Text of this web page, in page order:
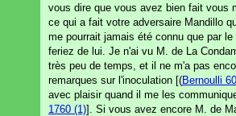
vous dire que vous avez bien fait vous
ce qui a fait votre adversaire Mandillo
me pourrait jamais été connu que par
feriez de lui. Je n'ai vu M. de La
très peu de temps, et il ne m'a pas
remarques sur l'inoculation [(Bernoulli 60
avec plaisir quand il me les
1760 (1)]. Si vous avez encore M. de